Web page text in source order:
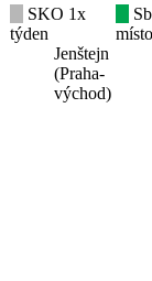
SKO 1x
týden
Jenštejn
(Praha-
východ)